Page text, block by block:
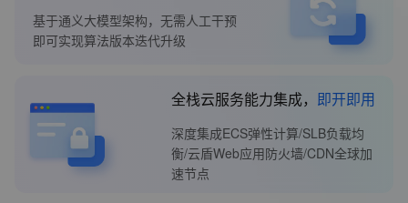
基于通义大模型架构，无需人工干预
即可实现算法版本迭代升级
全栈云服务能力集成， 即开即用
深度集成ECS弹性计算/SLB负载均
衡/云盾Web应用防火墙/CDN全球加
速节点